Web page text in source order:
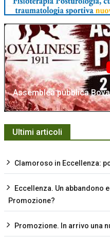
Assemblea pubblica
Ultimi articoli
Clamoroso in Eccellenza:
Eccellenza. Un abbandono
Promozione?
Promozione. In arrivo una